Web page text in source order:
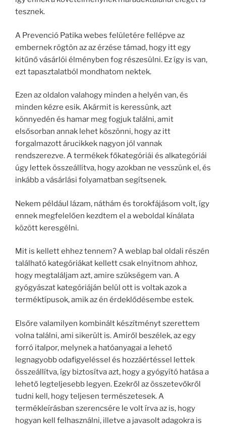
tesznek.
A Prevenció Patika webes felületére fellépve az
embernek rögtön az az érzése támad, hogy itt egy
kitűnő vásárlói élményben fog részesülni. Ez így is van,
ezt tapasztalatból mondhatom nektek.
Ezen az oldalon valahogy minden a helyén van, és
minden kézre esik. Akármit is keressünk, azt
könnyedén és hamar meg fogjuk találni, amit
elsősorban annak lehet köszönni, hogy az itt
forgalmazott árucikkek nagyon jól vannak
rendszerezve. A termékek főkategóriái és alkategóriái
úgy lettek összeállítva, hogy azokban ne vesszünk el, és
inkább a vásárlási folyamatban segítsenek.
Nekem például lázam, náthám és torokfájásom volt, így
ennek megfelelően kezdtem el a weboldal kínálata
között keresgélni.
Mit is kellett ehhez tennem? A weblap bal oldali részén
található kategóriákat kellett csak elnyitnom ahhoz,
hogy megtaláljam azt, amire szükségem van. A
gyógyászat kategóriáján belül ott is voltak azok a
terméktípusok, amik az én érdeklődésembe estek.
Elsőre valamilyen kombinált készítményt szerettem
volna találni, ami sikerült is. Amiről beszélek, az egy
forró italpor, melynek a hatóanyagai a lehető
legnagyobb odafigyeléssel és hozzáértéssel lettek
összeállítva, így biztosítva azt, hogy a gyógyító hatása a
lehető legteljesebb legyen. Ezekről az összetevőkről
tudni kell, hogy teljesen természetesek. A
termékleírásban szerencsére le volt írva az is, hogy
hogyan kell felhasználni, illetve a javasolt adagokra is